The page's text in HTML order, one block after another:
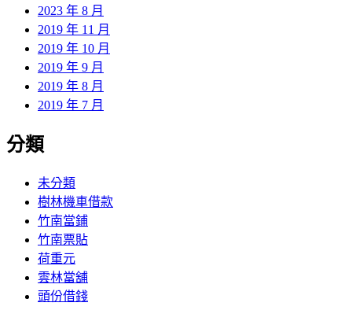
2023 年 8 月
2019 年 11 月
2019 年 10 月
2019 年 9 月
2019 年 8 月
2019 年 7 月
分類
未分類
樹林機車借款
竹南當鋪
竹南票貼
荷重元
雲林當舖
頭份借錢